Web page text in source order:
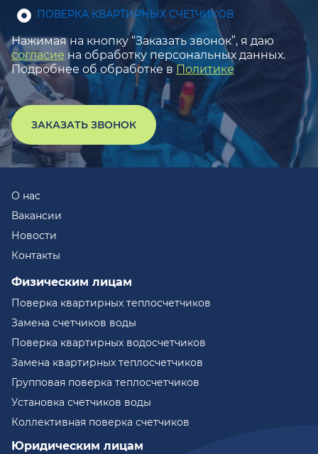
ПОВЕРКА КВАРТИРНЫХ СЧЕТЧИКОВ
Нажимая на кнопку “Заказать звонок”, я даю
согласие на обработку персональных данных.
Подробнее об обработке в Политике
ЗАКАЗАТЬ ЗВОНОК
О нас
Вакансии
Новости
Контакты
Физическим лицам
Поверка квартирных теплосчетчиков
Замена счетчиков воды
Поверка квартирных водосчетчиков
Замена квартирных теплосчетчиков
Групповая поверка теплосчетчиков
Установка счетчиков воды
Коллективная поверка счетчиков
Юридическим лицам